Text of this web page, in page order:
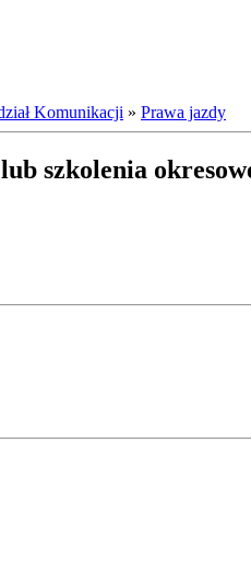
Komunikacji » Prawa jazdy
szkolenia